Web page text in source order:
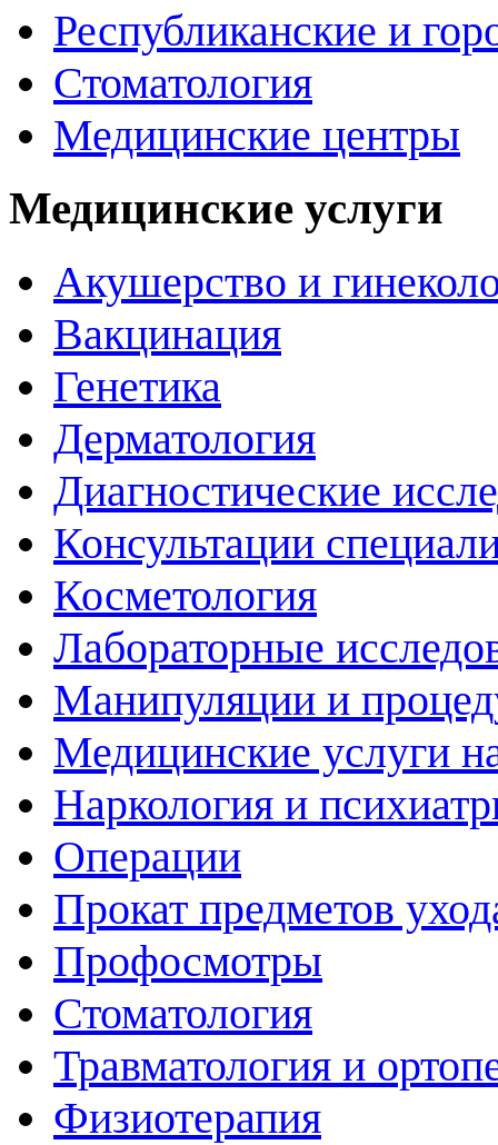
Республиканские и
Стоматология
Медицинские центры
Медицинские услуги
Акушерство и
Вакцинация
Генетика
Дерматология
Диагностические
Консультации
Косметология
Лабораторные
Манипуляции и
Медицинские услуги
Наркология и
Операции
Прокат предметов
Профосмотры
Стоматология
Травматология и
Физиотерапия